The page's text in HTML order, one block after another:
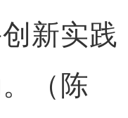
新实践
（陈